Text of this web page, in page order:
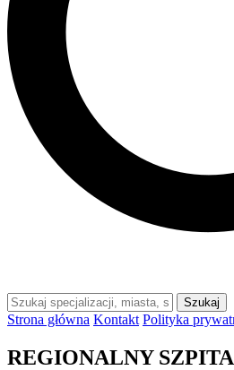
Szukaj
Strona główna Kontakt Polityka
REGIONALNY